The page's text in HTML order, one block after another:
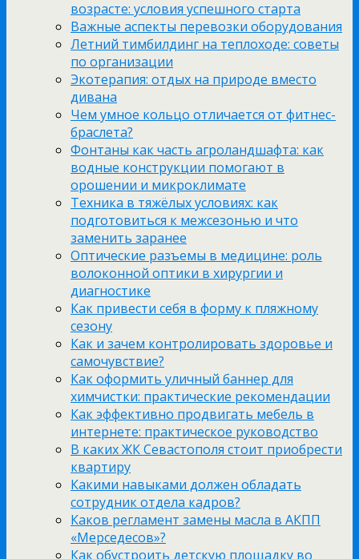
возрасте: условия успешного старта
Важные аспекты перевозки оборудования
Летний тимбилдинг на теплоходе: советы
по организации
Экотерапия: отдых на природе вместо
дивана
Чем умное кольцо отличается от фитнес-
браслета?
Фонтаны как часть агроландшафта: как
водные конструкции помогают в
орошении и микроклимате
Техника в тяжёлых условиях: как
подготовиться к межсезонью и что
заменить заранее
Оптические разъемы в медицине: роль
волоконной оптики в хирургии и
диагностике
Как привести себя в форму к пляжному
сезону
Как и зачем контролировать здоровье и
самочувствие?
Как оформить уличный баннер для
химчистки: практические рекомендации
Как эффективно продвигать мебель в
интернете: практическое руководство
В каких ЖК Севастополя стоит приобрести
квартиру
Какими навыками должен обладать
сотрудник отдела кадров?
Каков регламент замены масла в АКПП
«Мерседесов»?
Как обустроить детскую площадку во